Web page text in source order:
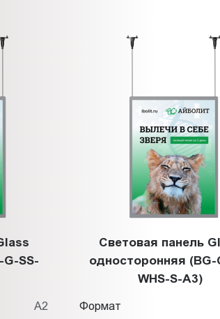
SS-
A2
Световая панель
односторонняя (BG-
WHS-S-A3)
Формат